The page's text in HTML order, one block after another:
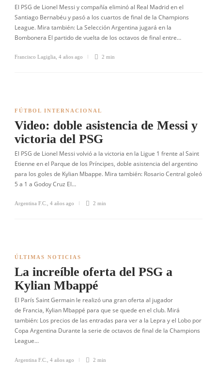
El PSG de Lionel Messi y compañía eliminó al Real Madrid en el
Santiago Bernabéu y pasó a los cuartos de final de la Champions
League. Mira también: La Selección Argentina jugará en la
Bombonera El partido de vuelta de los octavos de final entre…
Francisco Lagiglia 4 años ago 2 min
FÚTBOL INTERNACIONAL
Video: doble asistencia de Messi y
victoria del PSG
El PSG de Lionel Messi volvió a la victoria en la Ligue 1 frente al Saint
Etienne en el Parque de los Príncipes, doble asistencia del argentino
para los goles de Kylian Mbappe. Mira también: Rosario Central goleó
5 a 1 a Godoy Cruz El…
Argentina F.C. 4 años ago 2 min
ÚLTIMAS NOTICIAS
La increíble oferta del PSG a
Kylian Mbappé
El París Saint Germain le realizó una gran oferta al jugador
de Francia, Kylian Mbappé para que se quede en el club. Mirá
también: Los precios de las entradas para ver a la Lepra y el Lobo por
Copa Argentina Durante la serie de octavos de final de la Champions
League…
Argentina F.C. 4 años ago 2 min